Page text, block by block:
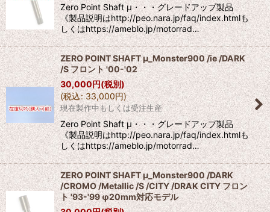
Zero Point Shaft μ・・・グレードアップ製品
《製品説明はhttp://peo.nara.jp/faq/index.htmlも
しくはhttps://ameblo.jp/motorrad…
ZERO POINT SHAFT μ_Monster900 /ie /DARK
/S フロント '00-'02
30,000円(税別)
(税込: 33,000円)
現在製作中もしくは受注生産
Zero Point Shaft μ・・・グレードアップ製品
《製品説明はhttp://peo.nara.jp/faq/index.htmlも
しくはhttps://ameblo.jp/motorrad…
ZERO POINT SHAFT μ_Monster900 /DARK
/CROMO /Metallic /S /CITY /DRAK CITY フロン
ト '93-'99 φ20mm対応モデル